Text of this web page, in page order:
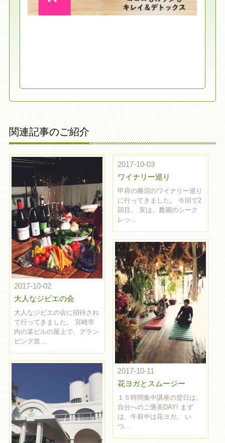
関連記事のご紹介
2017-10-02
大人なジビエの会
大人なジビエの会に招待され
て行ってきました。 宮崎市
内の某ビルの屋上で、グラン
ピング並...
2017-10-03
ワイナリー巡り
甲府の勝沼のワイナリー巡り
に行ってきました。 今回で2
回目。 実は、農園のシーク
レッ...
2017-10-11
花ヨガとスムージー
１５時間集中講座の翌日は、
自分へのご褒美DAY! まず
は、午前中は花ヨガ。 い
つ...